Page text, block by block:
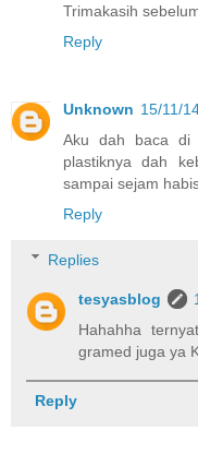
Trimakasih
Reply
Unknown 15/11/
Aku dah baca di
plastiknya dah
sampai sejam
Reply
Replies
tesyasblog
Hahahha
gramed juga ya
Reply